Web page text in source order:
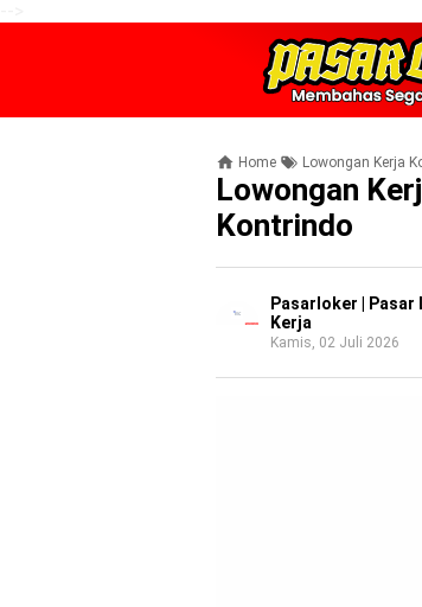
Home Lowongan Kerja
Lowongan
Kontrindo
Pasarloker | Pasar
Kerja
Kamis, 02 Juli 2026